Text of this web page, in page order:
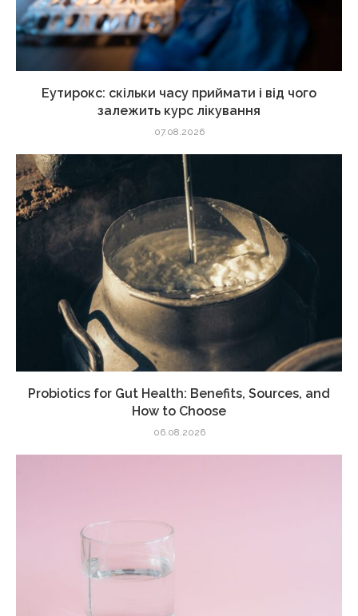
Еутирокс: скільки часу приймати і від чого
залежить курс лікування
07.08.2026
Probiotics for Gut Health: Benefits, Sources, and
How to Choose
06.08.2026